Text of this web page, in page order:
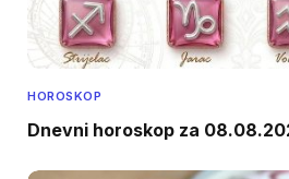
HOROSKOP
Dnevni horoskop za